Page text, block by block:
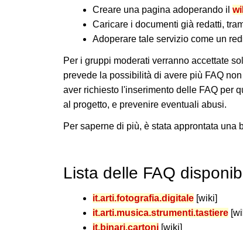
Creare una pagina adoperando il
Caricare i documenti già redatti,
Adoperare tale servizio come un
Per i gruppi moderati verranno accettate
prevede la possibilità di avere più FAQ
aver richiesto l'inserimento delle FAQ per
al progetto, e prevenire eventuali abusi.
Per saperne di più, è stata approntata una
Lista delle FAQ
it.arti.fotografia.digitale [wiki]
it.arti.musica.strumenti.tastiere
it.binari.cartoni [wiki]